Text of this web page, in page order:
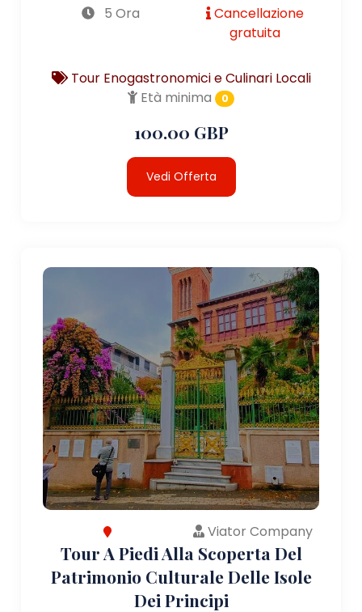
5 Ora
Cancellazione
gratuita
Tour Enogastronomici e Culinari Locali
Età minima
0
100.00 GBP
Vedi Offerta
Viator Company
Tour A Piedi Alla Scoperta Del
Patrimonio Culturale Delle Isole
Dei Principi